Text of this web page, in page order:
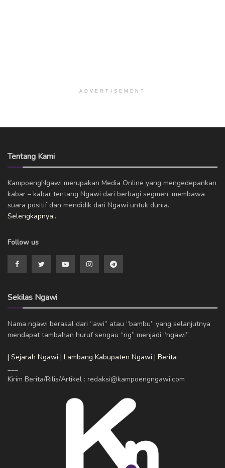
ADVERTISEMENT
Tentang Kami
KampoengNgawi merupakan Media Online yang mengedepankan
kabar – kabar tentang Ngawi dari berbagi segmen, membawa
suara positif dan mendidik dari Ngawi untuk dunia.
Selengkapnya..
Follow us
Sekilas Ngawi
Nama ngawi berasal dari “awi” atau “bambu” yang selanjutnya
mendapat tambahan huruf sengau “ng” menjadi “ngawi”.
| Sejarah Ngawi | Lambang Kabupaten Ngawi | Berita
Kirim Berita/Rilis/Artikel : redaksi@kampoengngawi.com